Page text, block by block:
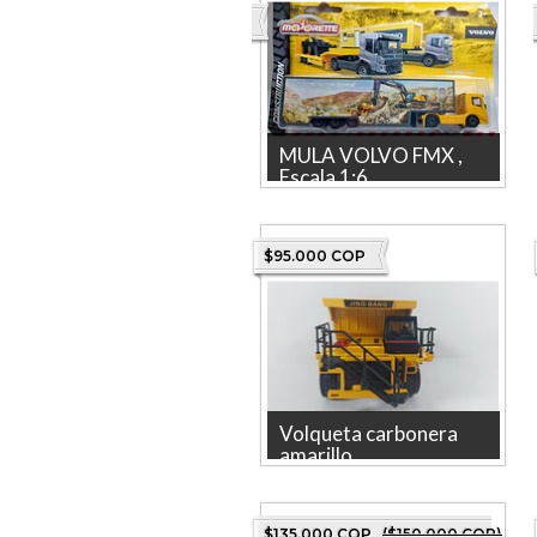
MULA VOLVO FMX ,
Escala 1:6...
1:64, Marca
MAJORETTE COLECCION
2022 La tienda más gr...
$95.000 COP
Volqueta carbonera
amarillo...
carbonera Jing Bang, una
impresionante pieza de
$135.000 COP ($150.000 COP)